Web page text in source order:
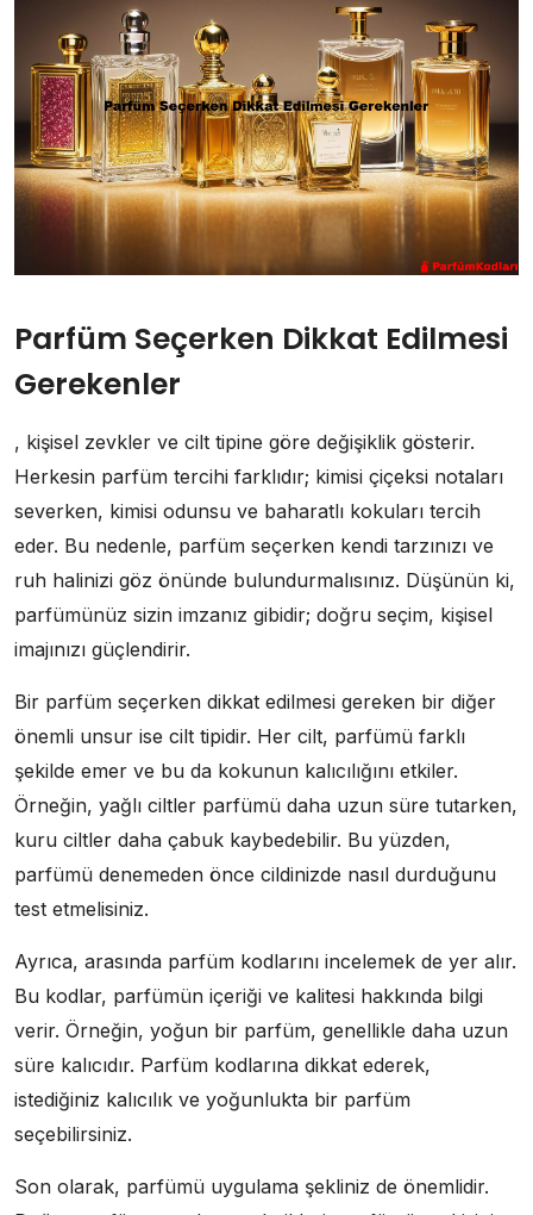
Parfüm Seçerken Dikkat Edilmesi
Gerekenler
, kişisel zevkler ve cilt tipine göre değişiklik gösterir.
Herkesin parfüm tercihi farklıdır; kimisi çiçeksi notaları
severken, kimisi odunsu ve baharatlı kokuları tercih
eder. Bu nedenle, parfüm seçerken kendi tarzınızı ve
ruh halinizi göz önünde bulundurmalısınız. Düşünün ki,
parfümünüz sizin imzanız gibidir; doğru seçim, kişisel
imajınızı güçlendirir.
Bir parfüm seçerken dikkat edilmesi gereken bir diğer
önemli unsur ise cilt tipidir. Her cilt, parfümü farklı
şekilde emer ve bu da kokunun kalıcılığını etkiler.
Örneğin, yağlı ciltler parfümü daha uzun süre tutarken,
kuru ciltler daha çabuk kaybedebilir. Bu yüzden,
parfümü denemeden önce cildinizde nasıl durduğunu
test etmelisiniz.
Ayrıca, arasında parfüm kodlarını incelemek de yer alır.
Bu kodlar, parfümün içeriği ve kalitesi hakkında bilgi
verir. Örneğin, yoğun bir parfüm, genellikle daha uzun
süre kalıcıdır. Parfüm kodlarına dikkat ederek,
istediğiniz kalıcılık ve yoğunlukta bir parfüm
seçebilirsiniz.
Son olarak, parfümü uygulama şekliniz de önemlidir.